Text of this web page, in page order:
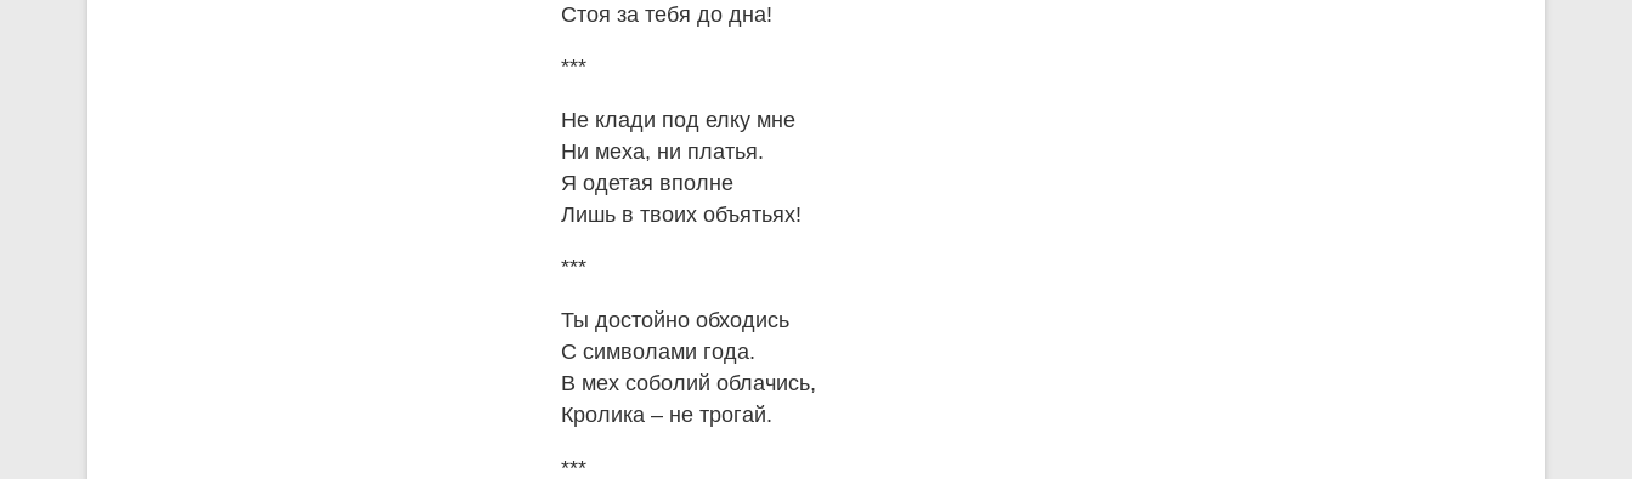
Стоя за тебя до дна!
***
Не клади под елку мне
Ни меха, ни платья.
Я одетая вполне
Лишь в твоих объятьях!
***
Ты достойно обходись
С символами года.
В мех соболий облачись,
Кролика – не трогай.
***